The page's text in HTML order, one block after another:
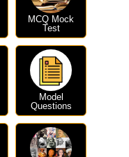
MCQ Mock
Test
Model
Questions